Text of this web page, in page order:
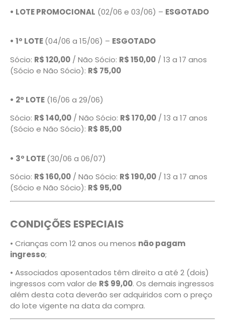
• LOTE PROMOCIONAL (02/06 e 03/06) – ESGOTADO
• 1º LOTE(04/06 a 15/06) – ESGOTADO
Sócio: R$ 120,00 / Não Sócio: R$ 150,00 / 13 a 17 anos
(Sócio e Não Sócio): R$ 75,00
• 2º LOTE (16/06 a 29/06)
Sócio: R$ 140,00 / Não Sócio: R$ 170,00 / 13 a 17 anos
(Sócio e Não Sócio): R$ 85,00
• 3º LOTE(30/06 a 06/07)
Sócio: R$ 160,00 / Não Sócio: R$ 190,00 / 13 a 17 anos
(Sócio e Não Sócio): R$ 95,00
CONDIÇÕES ESPECIAIS
• Crianças com 12 anos ou menos não pagam
ingresso;
• Associados aposentados têm direito a até 2 (dois)
ingressos com valor de R$ 99,00. Os demais ingressos
além desta cota deverão ser adquiridos com o preço
do lote vigente na data da compra.